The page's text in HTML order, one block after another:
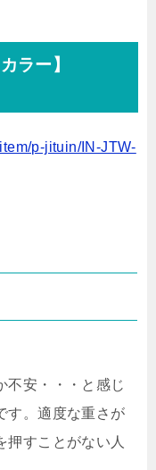
ラー】
p-jituin/IN-JTW-
不安・・・と感じ
す。適度な重さが
押すことがない人